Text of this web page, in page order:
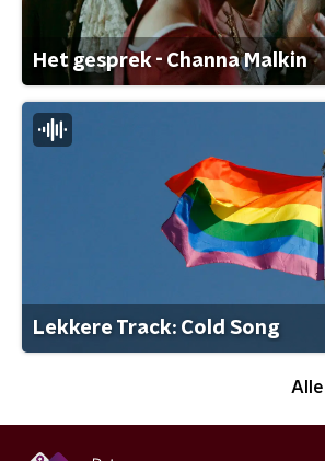
Het gesprek - Channa Malkin
Lekkere Track: Cold Song